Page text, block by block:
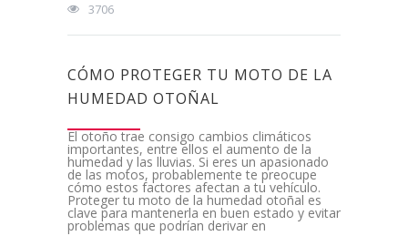
3706
CÓMO PROTEGER TU MOTO DE LA
HUMEDAD OTOÑAL
El otoño trae consigo cambios climáticos
importantes, entre ellos el aumento de la
humedad y las lluvias. Si eres un apasionado
de las motos, probablemente te preocupe
cómo estos factores afectan a tu vehículo.
Proteger tu moto de la humedad otoñal es
clave para mantenerla en buen estado y evitar
problemas que podrían derivar en